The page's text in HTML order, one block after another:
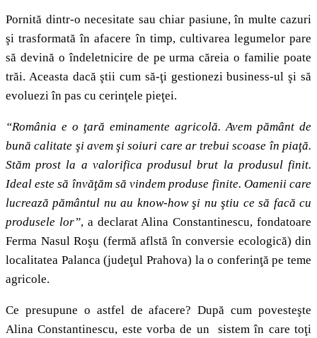
Pornită dintr-o necesitate sau chiar pasiune, în multe cazuri
şi trasformată în afacere în timp, cultivarea legumelor pare
să devină o îndeletnicire de pe urma căreia o familie poate
trăi. Aceasta dacă ştii cum să-ţi gestionezi business-ul şi să
evoluezi în pas cu cerinţele pieţei.
“România e o ţară eminamente agricolă. Avem pământ de
bună calitate şi avem şi soiuri care ar trebui scoase în piaţă.
Stăm prost la a valorifica produsul brut la produsul finit.
Ideal este să învăţăm să vindem produse finite. Oamenii care
lucrează pământul nu au know-how şi nu ştiu ce să facă cu
produsele lor”, a declarat Alina Constantinescu, fondatoare
Ferma Nasul Roşu (fermă aflstă în conversie ecologică) din
localitatea Palanca (judeţul Prahova) la o conferinţă pe teme
agricole.
Ce presupune o astfel de afacere? După cum povesteşte
Alina Constantinescu, este vorba de un sistem în care toţi